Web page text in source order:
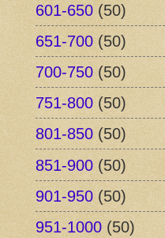
601-650 (50)
651-700 (50)
700-750 (50)
751-800 (50)
801-850 (50)
851-900 (50)
901-950 (50)
951-1000 (50)